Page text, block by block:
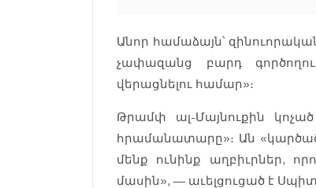
Անոր համաձայն՝
չափազանց բարդ
վերացնելու համար»։
Թրամփ ալ-Մայնուքին
հրամանատարը»։ Ան «կարծած
մենք ունինք աղբիւրներ,
մասին», — աւելցուցած է